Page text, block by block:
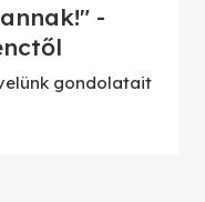
-
gondolatait